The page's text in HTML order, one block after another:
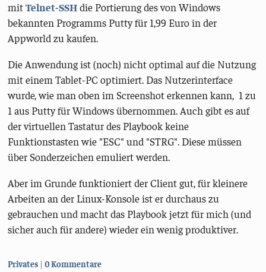
mitTelnet-SSHdie Portierung des von Windows
bekannten Programms Putty für 1,99 Euro in der
Appworld zu kaufen.
Die Anwendung ist (noch) nicht optimal auf die Nutzung
mit einem Tablet-PC optimiert. Das Nutzerinterface
wurde, wie man oben im Screenshot erkennen kann, 1 zu
1 aus Putty für Windows übernommen. Auch gibt es auf
der virtuellen Tastatur des Playbook keine
Funktionstasten wie "ESC" und "STRG". Diese müssen
über Sonderzeichen emuliert werden.
Aber im Grunde funktioniert der Client gut, für kleinere
Arbeiten an der Linux-Konsole ist er durchaus zu
gebrauchen und macht das Playbook jetzt für mich (und
sicher auch für andere) wieder ein wenig produktiver.
Kategorien:
Privates 0 Kommentare